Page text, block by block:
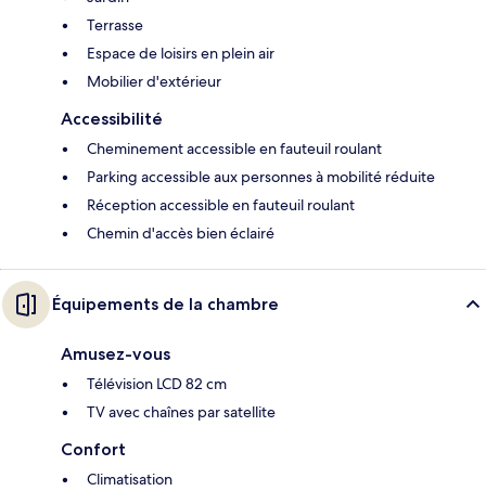
Terrasse
Espace de loisirs en plein air
Mobilier d'extérieur
Accessibilité
Cheminement accessible en fauteuil roulant
Parking accessible aux personnes à mobilité réduite
Réception accessible en fauteuil roulant
Chemin d'accès bien éclairé
Équipements de la chambre
Amusez-vous
Télévision LCD 82 cm
TV avec chaînes par satellite
Confort
Climatisation